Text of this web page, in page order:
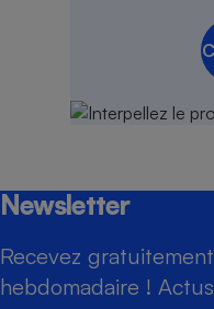
Newsletter
Recevez
hebdomadaire !